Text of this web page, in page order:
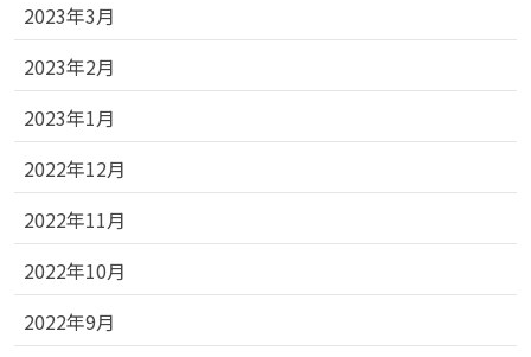
2023年3月
2023年2月
2023年1月
2022年12月
2022年11月
2022年10月
2022年9月